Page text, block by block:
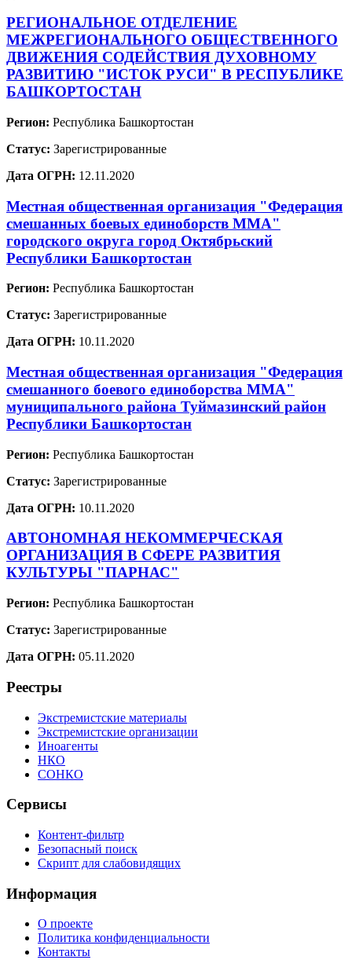
РЕГИОНАЛЬНОЕ ОТДЕЛЕНИЕ
МЕЖРЕГИОНАЛЬНОГО ОБЩЕСТВЕННОГО
ДВИЖЕНИЯ СОДЕЙСТВИЯ ДУХОВНОМУ
РАЗВИТИЮ "ИСТОК РУСИ" В РЕСПУБЛИКЕ
БАШКОРТОСТАН
Регион: Республика Башкортостан
Статус: Зарегистрированные
Дата ОГРН: 12.11.2020
Местная общественная организация "Федерация
смешанных боевых единоборств ММА"
городского округа город Октябрьский
Республики Башкортостан
Регион: Республика Башкортостан
Статус: Зарегистрированные
Дата ОГРН: 10.11.2020
Местная общественная организация "Федерация
смешанного боевого единоборства ММА"
муниципального района Туймазинский район
Республики Башкортостан
Регион: Республика Башкортостан
Статус: Зарегистрированные
Дата ОГРН: 10.11.2020
АВТОНОМНАЯ НЕКОММЕРЧЕСКАЯ
ОРГАНИЗАЦИЯ В СФЕРЕ РАЗВИТИЯ
КУЛЬТУРЫ "ПАРНАС"
Регион: Республика Башкортостан
Статус: Зарегистрированные
Дата ОГРН: 05.11.2020
Реестры
Экстремистские материалы
Экстремистские организации
Иноагенты
НКО
СОНКО
Сервисы
Контент-фильтр
Безопасный поиск
Скрипт для слабовидящих
Информация
О проекте
Политика конфиденциальности
Контакты